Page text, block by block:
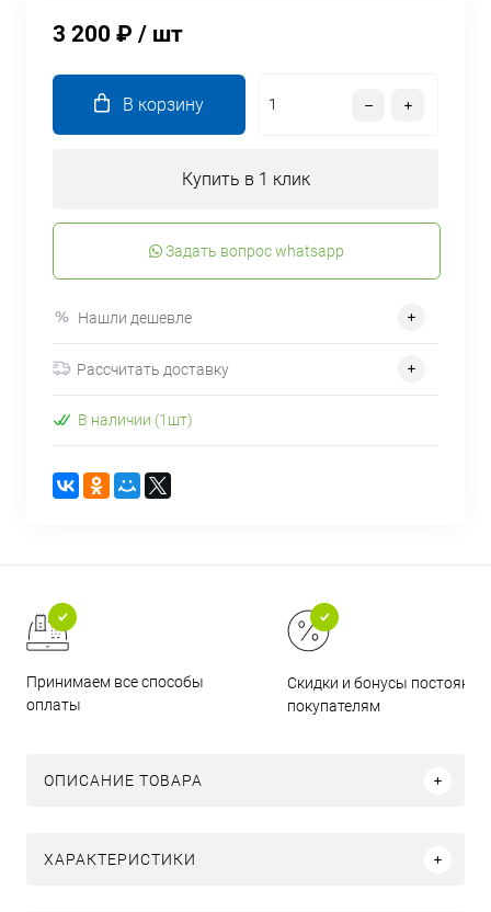
3 200 ₽ / шт
В корзину
Купить в 1 клик
Задать вопрос whatsapp
Нашли дешевле
Рассчитать доставку
В наличии (1шт)
Принимаем все способы
оплаты
Скидки и бонусы
покупателям
ОПИСАНИЕ ТОВАРА
ХАРАКТЕРИСТИКИ